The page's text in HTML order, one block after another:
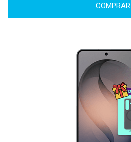
COMPRAR